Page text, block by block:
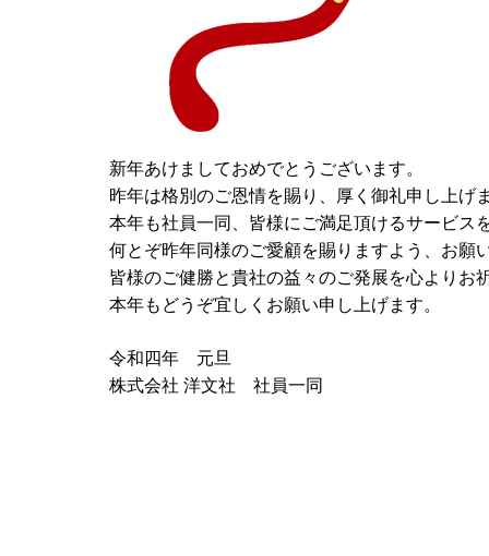
新年あけましておめでとうございます。
昨年は格別のご恩情を賜り、厚く御礼申し上げ
本年も社員一同、皆様にご満足頂けるサービス
何とぞ昨年同様のご愛顧を賜りますよう、お願
皆様のご健勝と貴社の益々のご発展を心よりお
本年もどうぞ宜しくお願い申し上げます。
令和四年 元旦
株式会社 洋文社 社員一同